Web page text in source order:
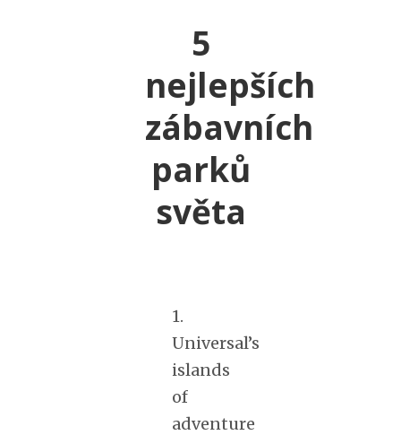
5
nejlepších
zábavních
parků
světa
1.
Universal’s
islands
of
adventure